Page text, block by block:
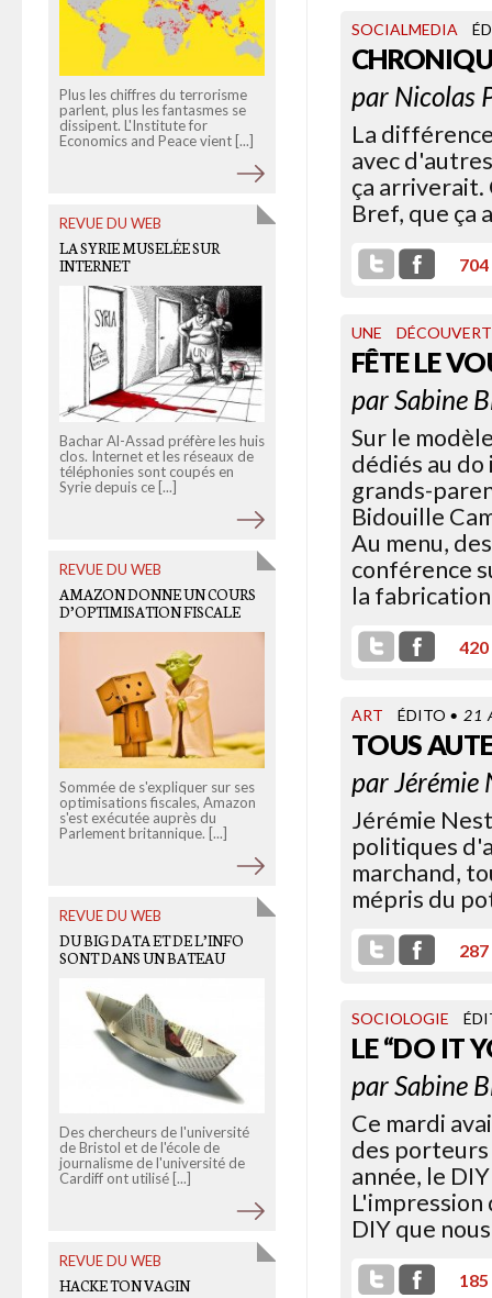
SOCIALMEDIA
par Nicolas
La
avec
ça arriverait.
Bref, que ça
704
UNE
FÊTE LE
parSabine
Sur le
dédiés au
grands-
Bidouille
Au menu,
conférence
la
420
ART ÉDITO • 21
TOUS
parJérémie
Jérémie
politiques
marchand,
mépris du
287
SOCIOLOGIE
LE “DO IT
parSabine
Ce mardi
des
année, le
DIY que
185
Plus les chiffres du terrorisme
parlent, plus les fantasmes se
dissipent. L'Institute for
Economics and Peace vient [...]
REVUE DU WEB
LA SYRIE MUSELÉE SUR
INTERNET
Bachar Al-Assad préfère les huis
clos. Internet et les réseaux de
téléphonies sont coupés en
Syrie depuis ce [...]
REVUE DU WEB
AMAZON DONNE UN COURS
D’OPTIMISATION FISCALE
Sommée de s'expliquer sur ses
optimisations fiscales, Amazon
s'est exécutée auprès du
Parlement britannique. [...]
REVUE DU WEB
DU BIG DATA ET DE L’INFO
SONT DANS UN BATEAU
Des chercheurs de l'université
de Bristol et de l'école de
journalisme de l'université de
Cardiff ont utilisé [...]
REVUE DU WEB
HACKE TON VAGIN
Le député UMP du Nord a
déposé une proposition de loi
pour interdire l'accès des sites
pornographiques aux [...]
PUISSANCE DE LA
DISSÉMINATION, MISÈRE DU
Contre le droit et le copyright,
un cliché du photographe
israélien Noam Galai a traversé
plusieurs dizaines de [...]
LES LOBBIES AU SOMMET DE
Il n'y a pas que l'ONU qui
prépare les 20 ans du sommet
de la Terre de Rio. Les plus
grands lobbies industriels se
OLD LINKS
ÉCOUTES
Le nouveau système pour les
écoutes judiciaires, la fameuse
PNIJ, continue à faire des
remous. Les policiers [...]